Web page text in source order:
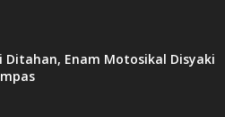
Ditahan, Enam Motosikal Disyaki